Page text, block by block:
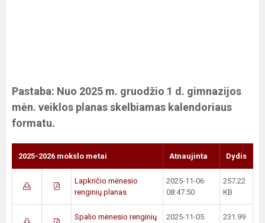
Pastaba: Nuo 2025 m. gruodžio 1 d. gimnazijos
mėn. veiklos planas skelbiamas kalendoriaus
formatu.
2025-2026 mokslo metai Atnaujinta Dydis
Lapkričio mėnesio
renginių planas
2025-11-06
08:47:50
257.22
KB
Spalio mėnesio renginių
2025-11-05
231.99